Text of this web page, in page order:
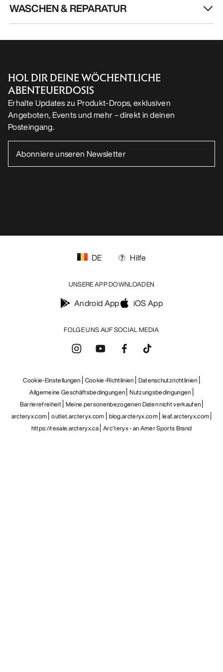
WASCHEN & REPARATUR
HOL DIR DEINE WÖCHENTLICHE
ABENTEUERDOSIS
Erhalte Updates zu Produkt-Drops, exklusiven
Angeboten, Events und mehr – direkt in deinen
Posteingang.
FOLGE UNS AUF SOCIAL MEDIA
DE Hilfe
UNSERE APP DOWNLOADEN
Android App iOS App
Cookie-Einstellungen Cookie-Richtlinien Datenschutzrichtlinien
Allgemeine Geschäftsbedingungen Nutzungsbedingungen
Barrierefreiheit Meine personenbezogenen Daten nicht verkaufen
arcteryx.com outlet.arcteryx.com blog.arcteryx.com leaf.arcteryx.com
https://resale.arcteryx.ca Arc'teryx - an Amer Sports Brand